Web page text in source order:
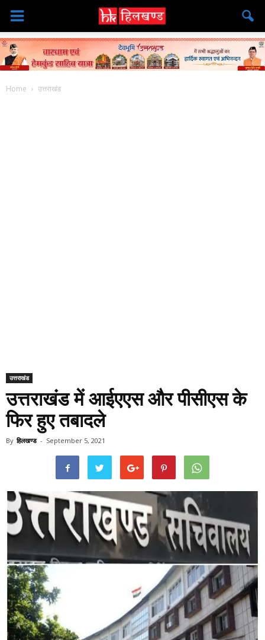
Home उत्तराखंड
उत्तराखंड
उत्तराखंड में आईएएस और पीसीएस के
फिर हुए तबादले
By हिलखण्ड - September 5, 2021